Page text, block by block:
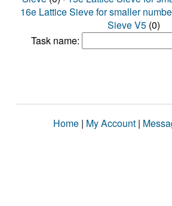
16e Lattice Sieve for smaller
Sieve V5 (0)
Task name:
Home | My Account |